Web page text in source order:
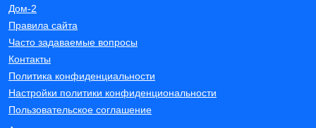
Дом-2
Правила сайта
Часто задаваемые вопросы
Контакты
Политика конфиденциальности
Настройки политики конфиденциональности
Пользовательское соглашение